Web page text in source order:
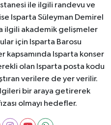
ile ilgili randevu ve
Isparta Süleyman Demirel
ilgili akademik gelişmeler
için Isparta Barosu
kapsamında Isparta konser
olan Isparta posta kodu
verilere de yer verilir.
bir araya getirerek
olmayı hedefler.